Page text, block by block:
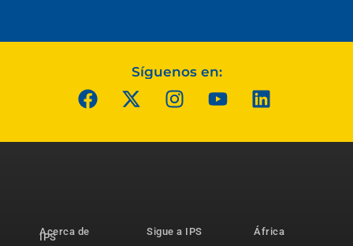
Síguenos en:
Acerca de
IPS
Sigue a IPS
África